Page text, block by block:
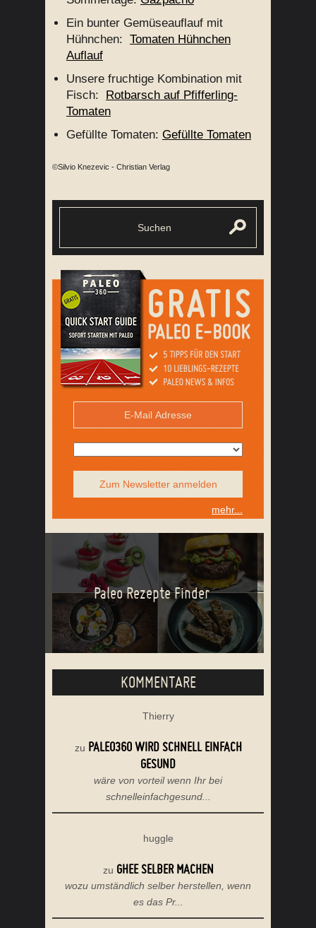
Ein bunter Gemüseauflauf mit
Hühnchen: Tomaten Hühnchen
Auflauf
Unsere fruchtige Kombination mit
Fisch:
Rotbarsch auf Pfifferling-
Tomaten
Gefüllte Tomaten: Gefüllte Tomaten
©Silvio Knezevic - Christian Verlag
Zum Newsletter anmelden
mehr...
Paleo Rezepte Finder
KOMMENTARE
Thierry
zu PALEO360 WIRD SCHNELL EINFACH
GESUND
wäre von vorteil wenn Ihr bei
schnelleinfachgesund...
huggle
zu GHEE SELBER MACHEN
wozu umständlich selber herstellen, wenn
es das Pr...